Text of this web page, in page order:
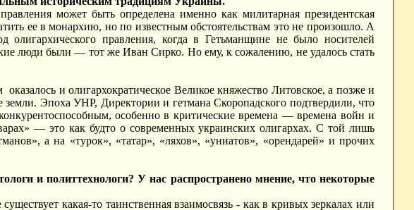
может быть определена именно как милитарная президентская
ее в монархию, но по известным обстоятельствам это не произошло. А
правления, когда в Гетьманщине не было носителей
люди были — тот же Иван Сирко. Но ему, к сожалению, не удалось стать
и олигархократическое Великое княжество Литовское, а позже и
Эпоха УНР, Директории и гетмана Скоропадского подтвердили, что
особенно в критические времена — времена войн и
— это как будто о современных украинских олигархах. С той лишь
а на «турок», «татар», «ляхов», «униатов», «орендарей» и прочих
и политтехнологи? У нас распространено мнение, что некоторые
какая-то таинственная взаимосвязь - как в кривых зеркалах или